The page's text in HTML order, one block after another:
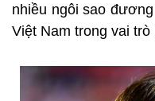
nhiều ngôi sao
Việt Nam trong vai trò